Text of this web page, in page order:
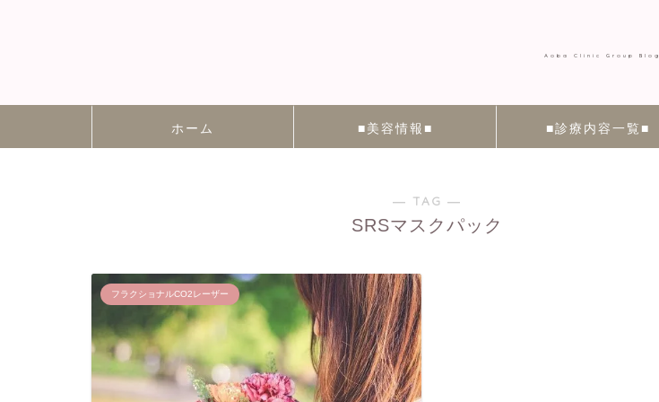
Aoba Clinic Group Blog
ホーム ■美容情報■ ■診療内容一覧■
― TAG ―
SRSマスクパック
フラクショナルCO2レーザー